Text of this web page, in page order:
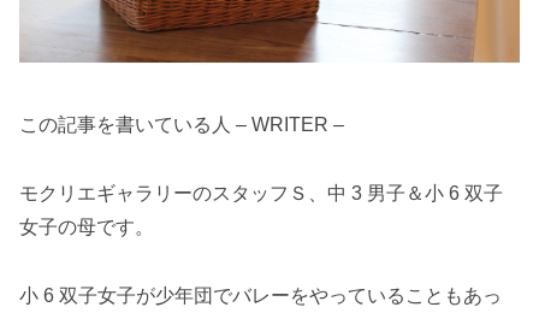
この記事を書いている人 – WRITER –
モクリエギャラリーのスタッフＳ、中 3 男子＆小 6 双子
女子の母です。
小 6 双子女子が少年団でバレーをやっていることもあっ